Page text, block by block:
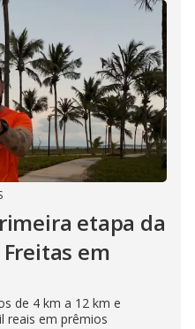
etapa da
em
de 4 km a 12 km e
reais em prêmios